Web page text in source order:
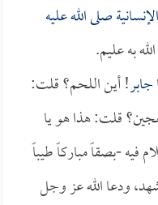
صلى الله عليه
به عليم.
جابر! أين اللحم؟ قلت:
قلت: هذا هو يا
فيه -بصقاً مباركاً طيباً
ودعا الله عز وجل